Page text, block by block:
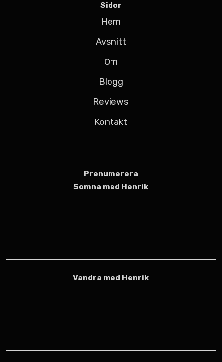
Sidor
Hem
Avsnitt
Om
Blogg
Reviews
Kontakt
Prenumerera
Somna med Henrik
Vandra med Henrik